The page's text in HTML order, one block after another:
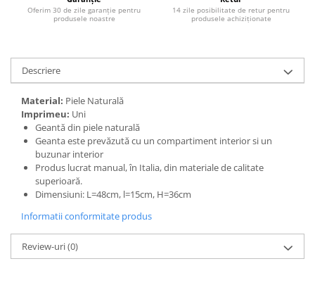
Oferim 30 de zile garanție pentru
produsele noastre
14 zile posibilitate de retur pentru
produsele achiziționate
Descriere
Material: Piele Naturală
Imprimeu: Uni
Geantă din piele naturală
Geanta este prevăzută cu un compartiment interior si un
buzunar interior
Produs lucrat manual, în Italia, din materiale de calitate
superioară.
Dimensiuni: L=48cm, l=15cm, H=36cm
Informatii conformitate produs
Review-uri(0)